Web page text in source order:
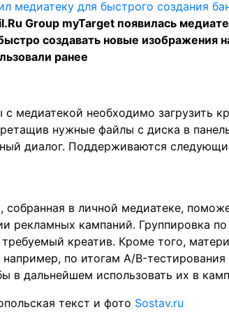
Group myTarget появилась
создавать новые изображения
ранее
с медиатекой необходимо загрузить
нужные файлы с диска в
диалог. Поддерживаются
собранная в личной медиатеке,
рекламных кампаний. Группировка
креатив. Кроме того,
например, по итогам A/B-
в дальнейшем использовать их в
текст и фото Sostav.ru